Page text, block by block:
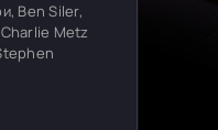
Ben Siler,
Metz